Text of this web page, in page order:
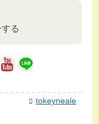
る
tokeyneale